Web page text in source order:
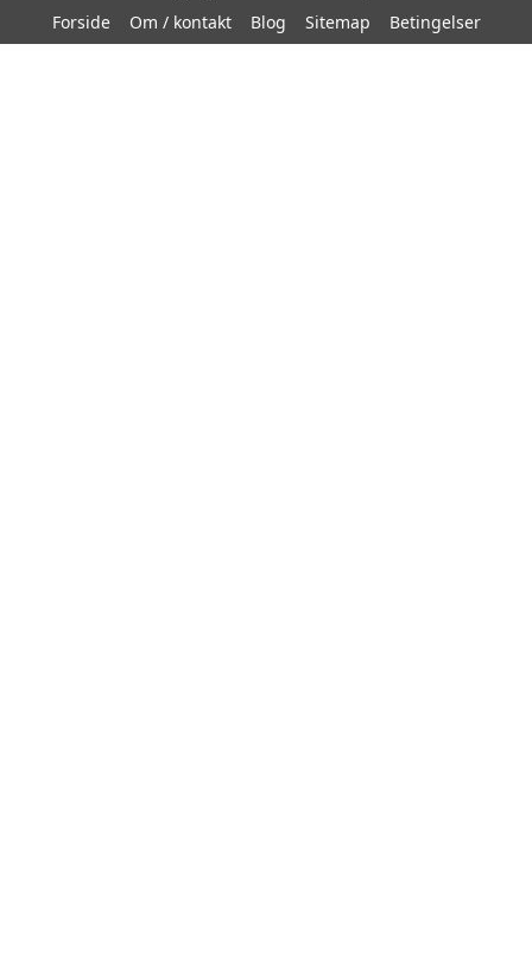
Forside
Om / kontakt Blog Sitemap Betingelser